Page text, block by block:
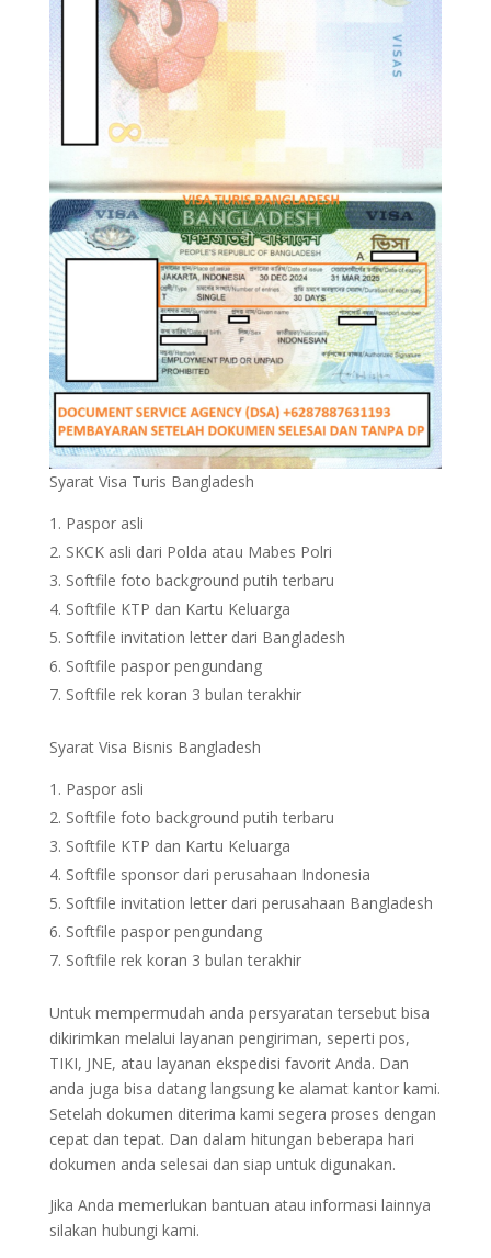
Syarat Visa Turis Bangladesh
Paspor asli
SKCK asli dari Polda atau Mabes Polri
Softfile foto background putih terbaru
Softfile KTP dan Kartu Keluarga
Softfile invitation letter dari Bangladesh
Softfile paspor pengundang
Softfile rek koran 3 bulan terakhir
Syarat Visa Bisnis Bangladesh
Paspor asli
Softfile foto background putih terbaru
Softfile KTP dan Kartu Keluarga
Softfile sponsor dari perusahaan Indonesia
Softfile invitation letter dari perusahaan Bangladesh
Softfile paspor pengundang
Softfile rek koran 3 bulan terakhir
Untuk mempermudah anda persyaratan tersebut bisa
dikirimkan melalui layanan pengiriman, seperti pos,
TIKI, JNE, atau layanan ekspedisi favorit Anda. Dan
anda juga bisa datang langsung ke alamat kantor kami.
Setelah dokumen diterima kami segera proses dengan
cepat dan tepat. Dan dalam hitungan beberapa hari
dokumen anda selesai dan siap untuk digunakan.
Jika Anda memerlukan bantuan atau informasi lainnya
silakan hubungi kami.